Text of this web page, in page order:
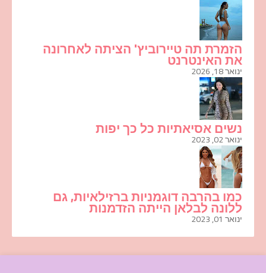
הזמרת תה טיירוביץ' הציתה לאחרונה
את האינטרנט
ינואר 18, 2026
נשים אסיאתיות כל כך יפות
ינואר 02, 2023
כמו בהרבה דוגמניות ברזילאיות, גם
ללונה לבלאן הייתה הזדמנות
ינואר 01, 2023